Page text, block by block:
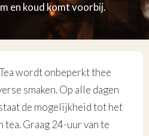
en koud komt voorbij.
wordt onbeperkt thee
smaken. Op alle dagen
de mogelijkheid tot het
tea. Graag 24-uur van te